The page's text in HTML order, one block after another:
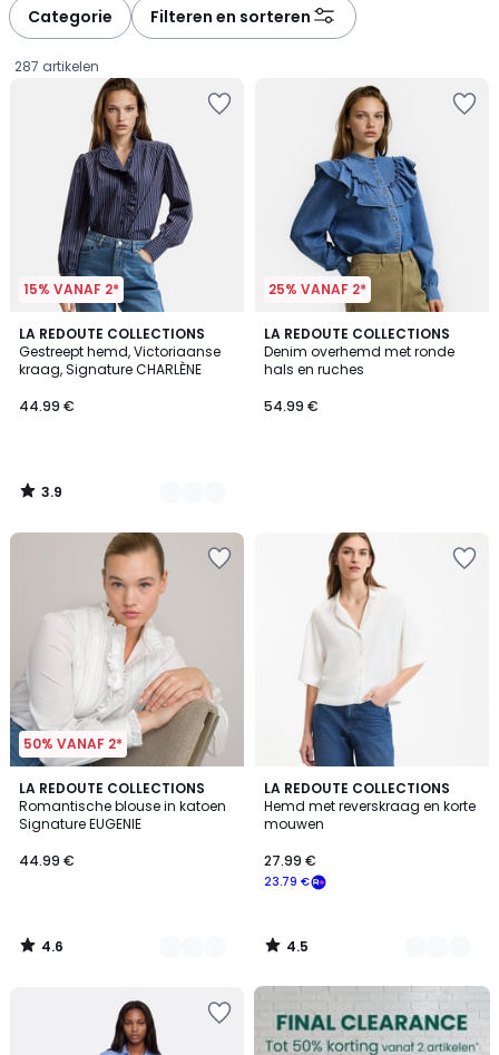
Categorie Filteren en sorteren
287 artikelen
15% VANAF 2*
LA REDOUTE COLLECTIONS
Gestreept hemd, Victoriaanse
kraag, Signature CHARLÈNE
€.
44.99 €
3.9
/ 5
2
Kleuren
3.9
/
25% VANAF 2*
LA REDOUTE COLLECTIONS
Denim overhemd met ronde
hals en ruches
54.99 €
50% VANAF 2*
LA REDOUTE COLLECTIONS
Romantische blouse in katoen
Signature EUGENIE
44.99 €
4.6
/ 5
2
Kleuren
4.6
/
LA REDOUTE COLLECTIONS
Hemd met reverskraag en korte
mouwen
23.79 €
27.99 €
4.5
/ 5
2
Kleuren
4.5
/
FINAL
CLEARANCE